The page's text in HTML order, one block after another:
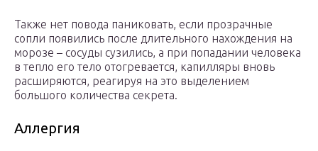
Также нет повода паниковать, если прозрачные
сопли появились после длительного нахождения на
морозе – сосуды сузились, а при попадании человека
в тепло его тело отогревается, капилляры вновь
расширяются, реагируя на это выделением
большого количества секрета.
Аллергия